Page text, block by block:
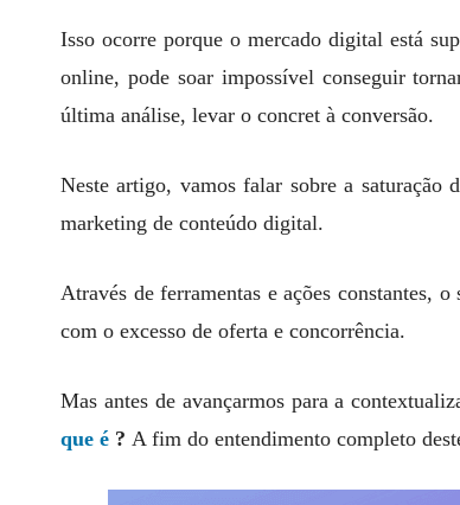
Isso ocorre porque o mercado digital está
online, pode soar impossível conseguir
última análise, levar o concret à conversão.
Neste artigo, vamos falar sobre a saturação
marketing de conteúdo digital.
Através de ferramentas e ações constantes,
com o excesso de oferta e concorrência.
Mas antes de avançarmos para a
que é ? A fim do entendimento completo